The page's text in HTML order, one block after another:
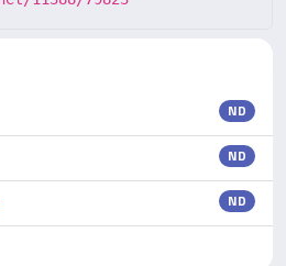
ND
ND
ND